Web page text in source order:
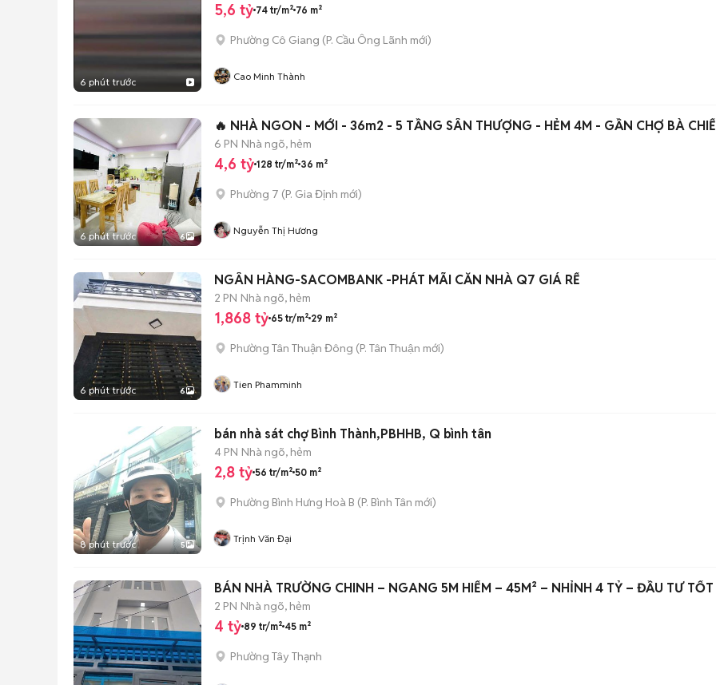
6 phút trước
5,6 tỷ 74 tr/m² 76 m²
Phường Cô Giang (P. Cầu Ông Lãnh mới)
Cao Minh Thành
6 phút trước 6
🔥 NHÀ NGON - MỚI - 36m2 - 5 TẦNG SÂN THƯỢNG - HẺM 4M - GẦN CHỢ BÀ CHIỂ
6 PN Nhà ngõ, hẻm
4,6 tỷ 128 tr/m² 36 m²
Phường 7 (P. Gia Định mới)
Nguyễn Thị Hương
6 phút trước 6
NGÂN HÀNG-SACOMBANK -PHÁT MÃI CĂN NHÀ Q7 GIÁ RỂ
2 PN Nhà ngõ, hẻm
1,868 tỷ 65 tr/m² 29 m²
Phường Tân Thuận Đông (P. Tân Thuận mới)
Tien Phamminh
8 phút trước 5
bán nhà sát chợ Bình Thành,PBHHB, Q bình tân
4 PN Nhà ngõ, hẻm
2,8 tỷ 56 tr/m² 50 m²
Phường Bình Hưng Hoà B (P. Bình Tân mới)
Trịnh Văn Đại
BÁN NHÀ TRƯỜNG CHINH – NGANG 5M HIẾM – 45M² – NHỈNH 4 TỶ – ĐẦU TƯ TỐT
2 PN Nhà ngõ, hẻm
4 tỷ 89 tr/m² 45 m²
Phường Tây Thạnh